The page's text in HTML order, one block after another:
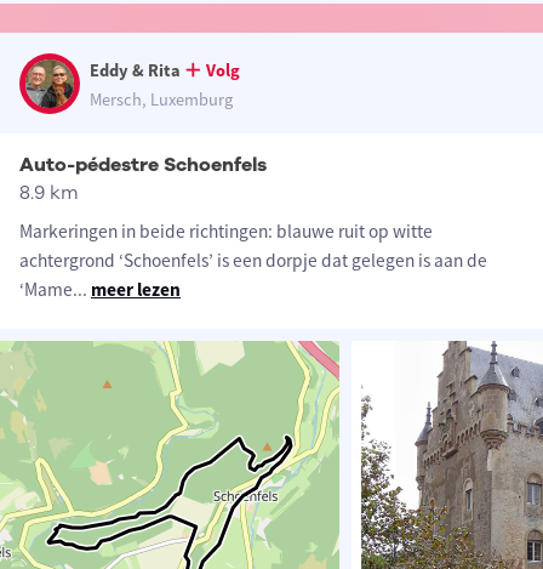
Eddy & Rita
Volg
Mersch, Luxemburg
Auto-pédestre Schoenfels
8.9 km
Markeringen in beide richtingen: blauwe ruit op witte
achtergrond ‘Schoenfels’ is een dorpje dat gelegen is aan de
‘Mame... meer lezen